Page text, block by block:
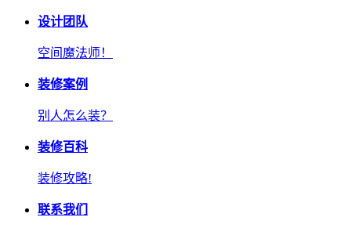
设计团队
空间魔法师！
装修案例
别人怎么装？
装修百科
装修攻略!
联系我们